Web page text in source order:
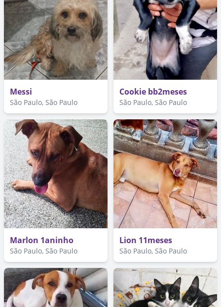
Messi
São Paulo, São Paulo
Cookie bb2meses
São Paulo, São Paulo
Marlon 1aninho
São Paulo, São Paulo
Lion 11meses
São Paulo, São Paulo